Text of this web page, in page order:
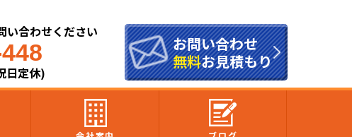
い合わせください
日定休)
お問い合わせ
無料お見積もり